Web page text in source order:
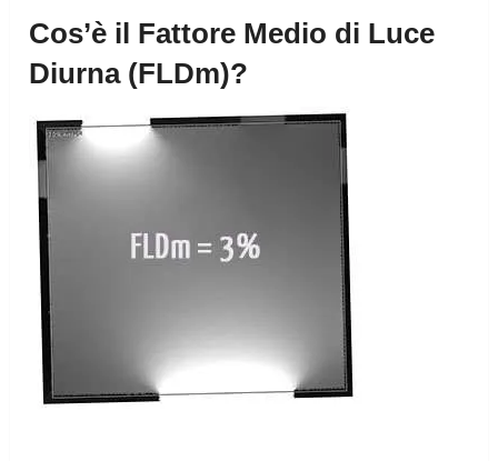
Cos’è il Fattore Medio di Luce
Diurna (FLDm)?